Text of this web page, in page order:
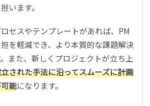
います。
セスやテンプレートがあれば、PM
を軽減でき、より本質的な課題解決
また、新しくプロジェクトが立ち上
された手法に沿ってスムーズに計画
能になります。